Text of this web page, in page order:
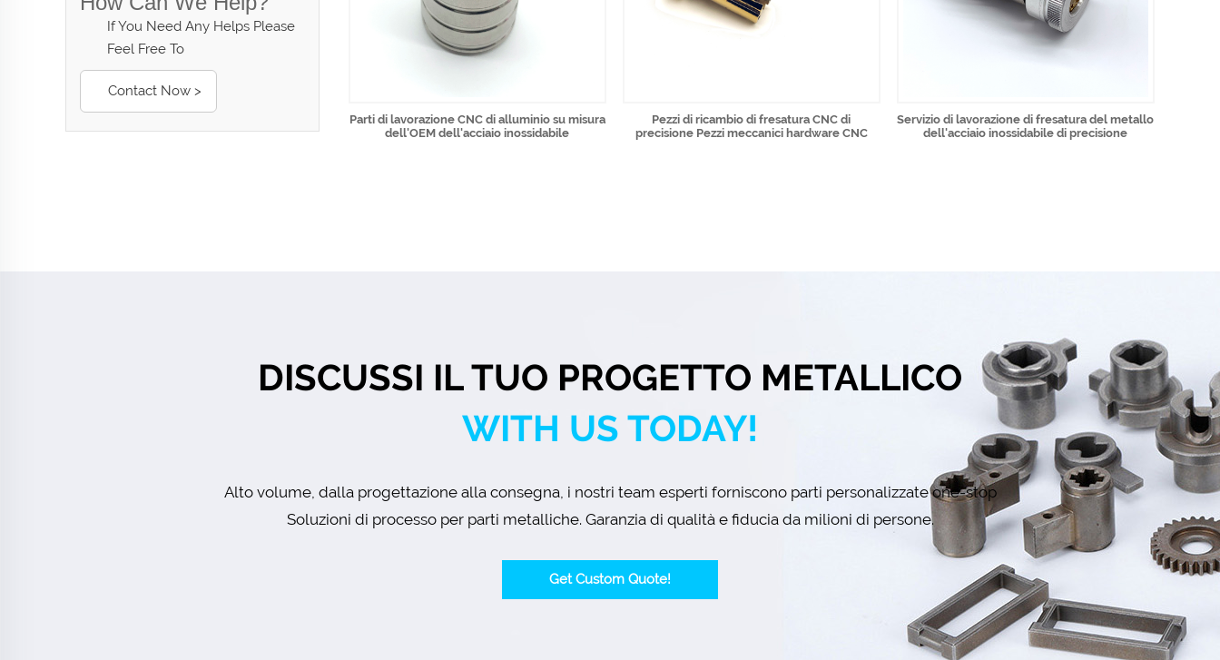
If You Need Any Helps Please
Feel Free To
Contact Now >
Parti di lavorazione CNC di alluminio su misura
dell'OEM dell'acciaio inossidabile
Pezzi di ricambio di fresatura CNC di
precisione Pezzi meccanici hardware CNC
Servizio di lavorazione di fresatura del metallo
dell'acciaio inossidabile di precisione
DISCUSSI IL TUO PROGETTO METALLICO
WITH US TODAY!
Alto volume, dalla progettazione alla consegna, i nostri team esperti forniscono parti personalizzate one-stop
Soluzioni di processo per parti metalliche. Garanzia di qualità e fiducia da milioni di persone.
Get Custom Quote!